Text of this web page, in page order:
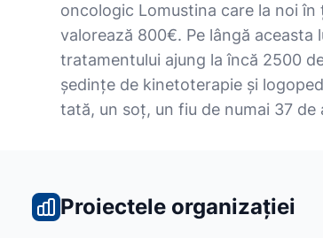
oncologic Lomustina care la noi
valorează 800€. Pe lângă aceasta
tratamentului ajung la încă 2500
ședințe de kinetoterapie și
tată, un soț, un fiu de numai 37 de
Proiectele organizației